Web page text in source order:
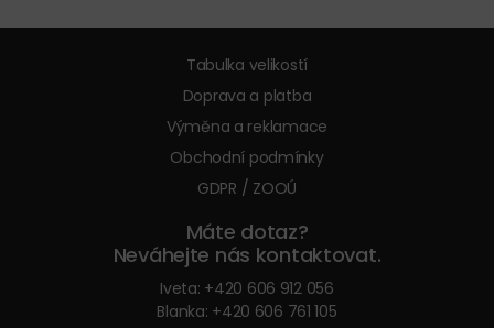
Tabulka velikostí
Doprava a platba
Výměna a reklamace
Obchodní podmínky
GDPR / ZOOÚ
Máte dotaz?
Neváhejte nás kontaktovat.
Iveta: +420 606 912 056
Blanka: +420 606 761 105